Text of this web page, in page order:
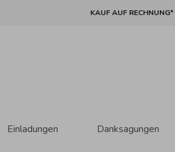
KAUF AUF RECHNUNG*
Einladungen Danksagungen